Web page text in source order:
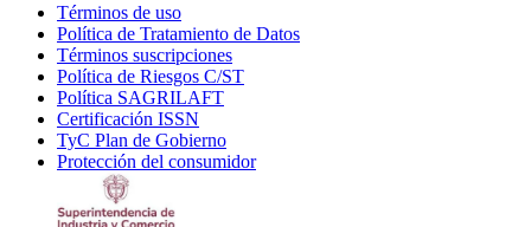
Términos de uso
in
new
window
Política de Tratamiento de Datos
Términos suscripciones
in
Política de Riesgos C/ST
Política SAGRILAFT
new
window
Certificación ISSN
in
new
TyC Plan de Gobierno
in
Protección del consumidorOpens